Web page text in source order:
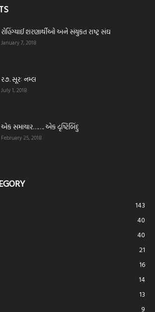
રોહિંગ્યાઈ શરણાર્થીઓ અને સંયુકત રાષ્ટ્ર સંઘ
January 7, 2018
ર૭. સૂરઃ નમ્લ
July 1, 2018
એક સમાચાર……. એક દૃષ્ટિબિંદુ
February 25, 2018
143
40
40
21
16
14
13
9